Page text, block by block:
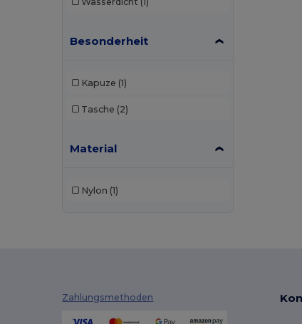
Besonderheit
Kapuze (1)
Tasche (2)
Material
Nylon (1)
Zahlungsmethoden